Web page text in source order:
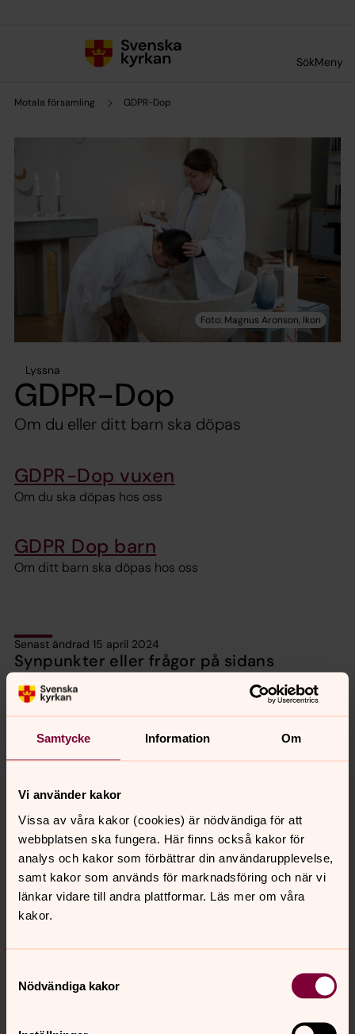
Samtycke Information Om
Vi använder kakor
Vissa av våra kakor (cookies) är nödvändiga för att
webbplatsen ska fungera. Här finns också kakor för
analys och kakor som förbättrar din användarupplevelse,
samt kakor som används för marknadsföring och när vi
länkar vidare till andra plattformar. Läs mer om våra
kakor.
Nödvändiga kakor
SökMeny
Motala församling GDPR-Dop
Lyssna
GDPR-Dop
Om du eller ditt barn ska döpas
GDPR-Dop vuxen
Om du ska döpas hos oss
GDPR Dop barn
Om ditt barn ska döpas hos oss
Senast ändrad 15 april 2024
Synpunkter eller frågor på sidans
innehåll?
motala.forsamling@svenskakyrkan.se
Dela
Kontakt
Kalender
Hitta snabbt